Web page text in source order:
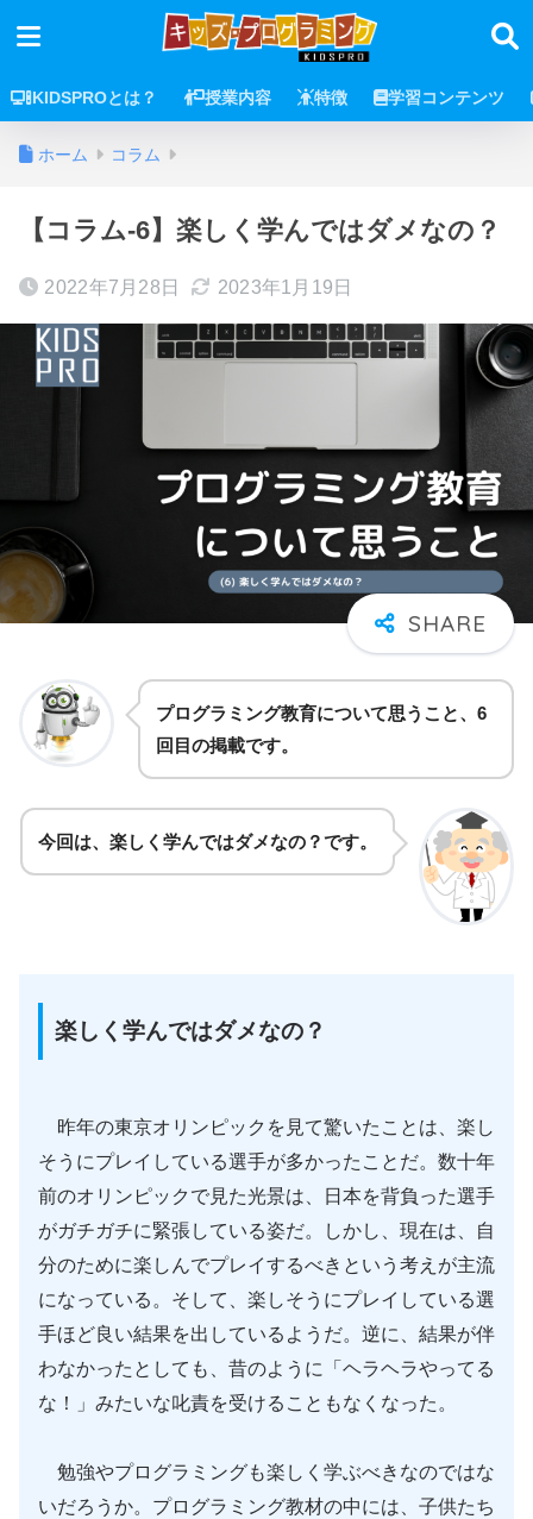
KIDSPROとは？ 授業内容 特徴 学習コンテンツ
ホーム コラム
【コラム-6】楽しく学んではダメなの？
2022年7月28日 2023年1月19日
プログラミング教育について思うこと、6
回目の掲載です。
今回は、 楽しく学んではダメなの？です。
楽しく学んではダメなの？
昨年の東京オリンピックを見て驚いたことは、楽し
そうにプレイしている選手が多かったことだ。数十年
前のオリンピックで見た光景は、日本を背負った選手
がガチガチに緊張している姿だ。しかし、現在は、自
分のために楽しんでプレイするべきという考えが主流
になっている。そして、楽しそうにプレイしている選
手ほど良い結果を出しているようだ。逆に、結果が伴
わなかったとしても、昔のように「ヘラヘラやってる
な！」みたいな叱責を受けることもなくなった。
勉強やプログラミングも楽しく学ぶべきなのではな
いだろうか。プログラミング教材の中には、子供たち